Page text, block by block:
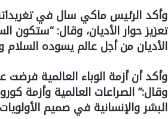
وأكد الرئيس ماكي سال في
تعزيز حوار الأديان، وقال: “ستكون
الأديان من أجل عالم يسوده السلام
وأكد أن أزمة الوباء العالمية فرضت
وقال:” الصراعات العالمية وأزمة
البشر والإنسانية في صميم